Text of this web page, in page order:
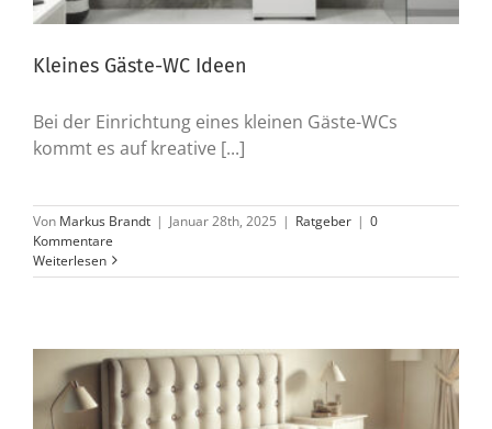
Kleines Gäste-WC Ideen
Bei der Einrichtung eines kleinen Gäste-WCs
kommt es auf kreative [...]
Von Markus Brandt | Januar 28th, 2025 | Ratgeber | 0
Kommentare
Weiterlesen